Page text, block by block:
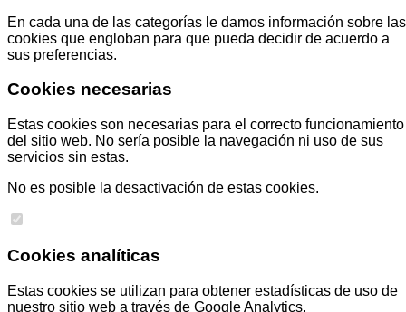
En cada una de las categorías le damos información sobre las
cookies que engloban para que pueda decidir de acuerdo a
sus preferencias.
Cookies necesarias
Estas cookies son necesarias para el correcto funcionamiento
del sitio web. No sería posible la navegación ni uso de sus
servicios sin estas.
No es posible la desactivación de estas cookies.
Cookies analíticas
Estas cookies se utilizan para obtener estadísticas de uso de
nuestro sitio web a través de Google Analytics.